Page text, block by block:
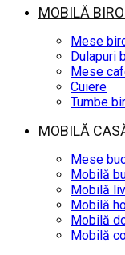
MOBILĂ
Mese
Dulapuri
Mese
Cuiere
Tumbe
MOBILĂ
Mese
Mobilă
Mobilă
Mobilă
Mobilă
Mobilă